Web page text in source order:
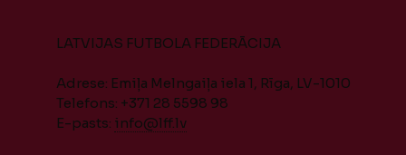
LATVIJAS FUTBOLA FEDERĀCIJA
Adrese: Emiļa Melngaiļa iela 1, Rīga, LV-1010
Telefons: +371 28 5598 98
E-pasts: info@lff.lv